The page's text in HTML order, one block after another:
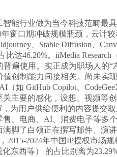
行业做为当今科技范畴最
窗口期冲破规模瓶颈，云计
、Stable Diffusion、
达46.20%。iiMedia
遍使用。实正成为职场人的
创制能力间接相关。尚未实
如 GitHub Copilot、
主要的感化，设想、视频等
为用户供给便利的内容提交
、电商、AI、消费电子等多
脚了白领正在撰写邮件、演
2024年中国IP授权市场
西等） 的占比别离为